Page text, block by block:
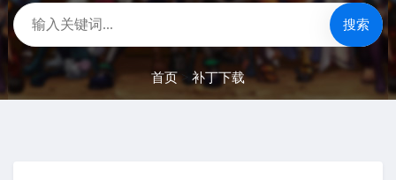
搜索
首页> 补丁下载